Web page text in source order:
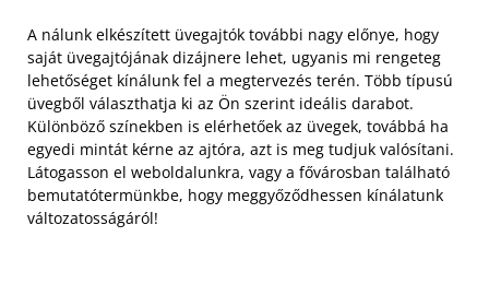
A nálunk elkészített üvegajtók további nagy előnye, hogy
saját üvegajtójának dizájnere lehet, ugyanis mi rengeteg
lehetőséget kínálunk fel a megtervezés terén. Több típusú
üvegből választhatja ki az Ön szerint ideális darabot.
Különböző színekben is elérhetőek az üvegek, továbbá ha
egyedi mintát kérne az ajtóra, azt is meg tudjuk valósítani.
Látogasson el weboldalunkra, vagy a fővárosban található
bemutatótermünkbe, hogy meggyőződhessen kínálatunk
változatosságáról!